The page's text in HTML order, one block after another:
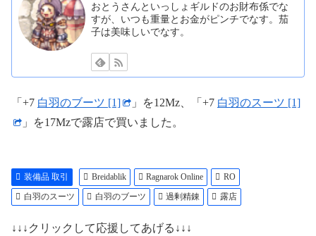
おとうさんといっしょギルドのお財布係でな
すが、いつも重量とお金がピンチでなす。茄
子は美味しいでなす。
「+7 白羽のブーツ [1] 」を12Mz、「+7 白羽のスーツ [1]
」を17Mzで露店で買いました。
装備品 取引 Breidablik Ragnarok Online
RO
白羽のスーツ
白羽のブーツ 過剰精錬 露店
↓↓↓クリックして応援してあげる↓↓↓